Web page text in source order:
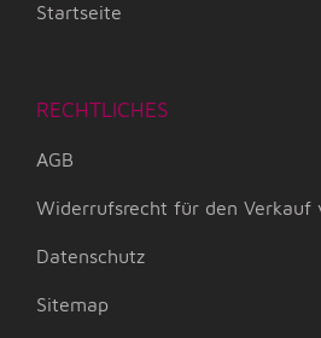
Startseite
RECHTLICHES
AGB
Widerrufsrecht für den Verkauf
Datenschutz
Sitemap